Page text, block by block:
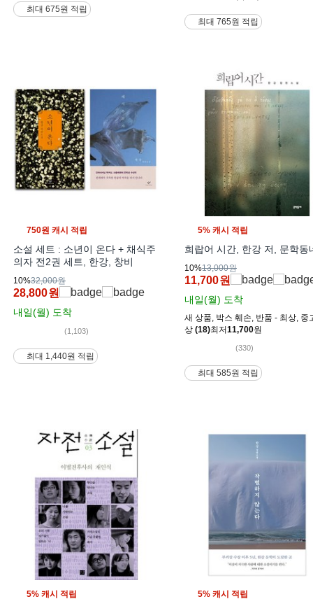
최대 675원 적립
최대 765원 적립
750원 캐시 적립
소설 세트 : 소년이 온다 + 채식주
의자 전2권 세트, 한강, 창비
10%32,000원
28,800원
내일(월) 도착
(1,103)
최대 1,440원 적립
5% 캐시 적립
희랍어 시간, 한강 저, 문학동
10%13,000원
11,700원
내일(월) 도착
새 상품, 박스 훼손, 반품 - 최상, 중
상 (18)최저11,700원
(330)
최대 585원 적립
5% 캐시 적립 5% 캐시 적립